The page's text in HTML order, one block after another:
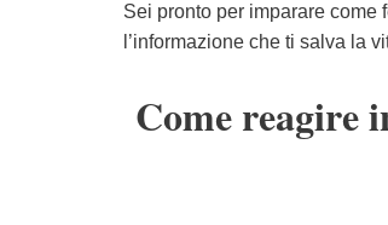
Sei pronto per imparare come
l’informazione che ti salva la
Come reagire